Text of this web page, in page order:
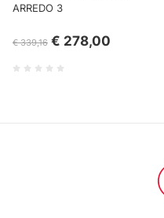
ARREDO 3
€ 339,16 € 278,00